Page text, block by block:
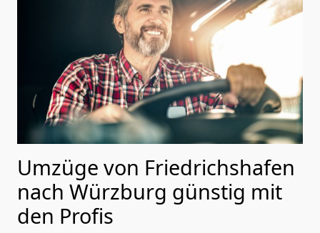
Umzüge von Friedrichshafen
nach Würzburg günstig mit
den Profis